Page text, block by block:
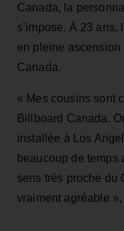
Canada, la
s’impose. À 23 ans,
en pleine ascension
Canada.
« Mes cousins sont
Billboard Canada.
installée à Los
beaucoup de temps
sens très proche du
vraiment agréable